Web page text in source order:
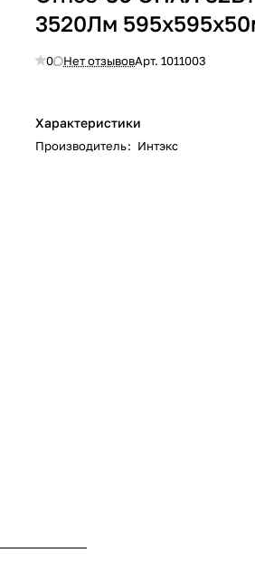
3520Лм
0 Нет отзывовАрт.1011003
Характеристики
Производитель: Интэкс